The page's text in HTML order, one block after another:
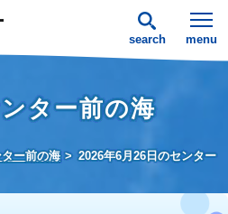
search menu
ター前の海
ー前の海
2026年6月26日のセンター